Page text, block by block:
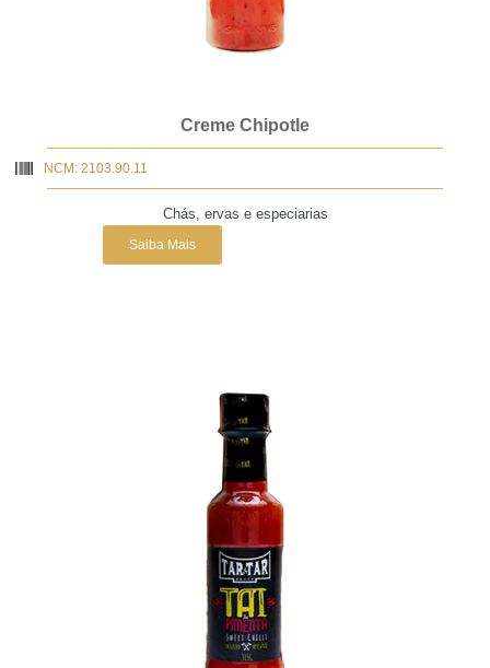
Creme Chipotle
NCM: 2103.90.11
Chás, ervas e especiarias
Saiba Mais